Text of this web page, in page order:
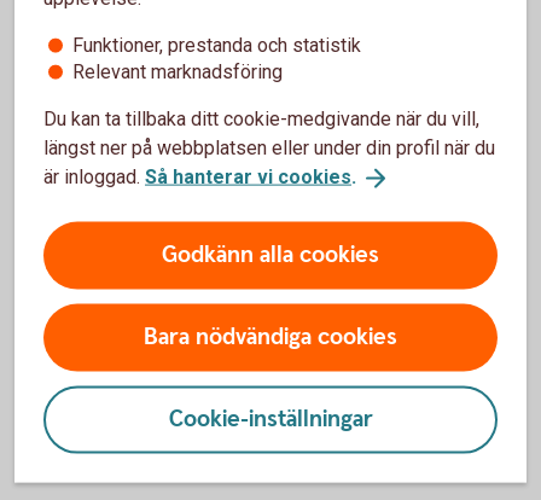
Person som på annat sätt har eller har haft nära
förbindelse med en person i politiskt utsatt ställning.
Person som ensam äger eller utövar inflytande över ett
företag som egentligen har bildats till förmån för en
person i politiskt utsatt ställning.
Företag
Om kunden är ett företag måste banken kontrollera vem
som direkt eller indirekt, själv eller tillsammans med
närstående, utövar den yttersta kontrollen över företaget
och om denna person har en politiskt utsatt ställning, eller
har en familjemedlem eller känd medarbetare i sådan
ställning.
Funktioner, prestanda och statistik
Relevant marknadsföring
Du kan ta tillbaka ditt cookie-medgivande när du vill,
längst ner på webbplatsen eller under din profil när du
är inloggad. Så hanterar vi cookies.
Godkänn alla cookies
Bara nödvändiga cookies
Cookie-inställningar